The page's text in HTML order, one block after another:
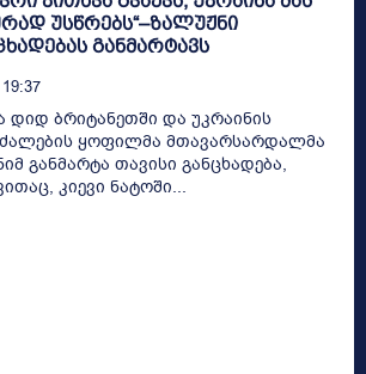
უსწრებს“–ზალუჟნი
განმარტავს
დიდ ბრიტანეთში და უკრაინის
ყოფილმა მთავარსარდალმა
განმარტა თავისი განცხადება,
კიევი ნატოში...